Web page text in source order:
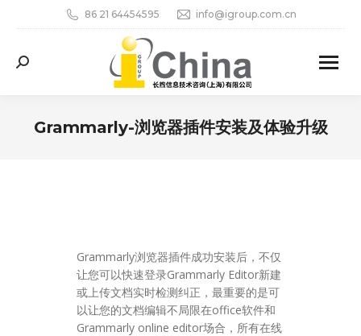
86 21 64454595 info@igroup.com.cn
Search:
Grammarly-浏览器插件安装及体验升级
Grammarly浏览器插件成功安装后，不仅
让您可以快速登录Grammarly Editor新建
或上传文档实时检测纠正，最重要的是可
以让您的文档编辑不局限在office软件和
Grammarly online editor场合，所有在线